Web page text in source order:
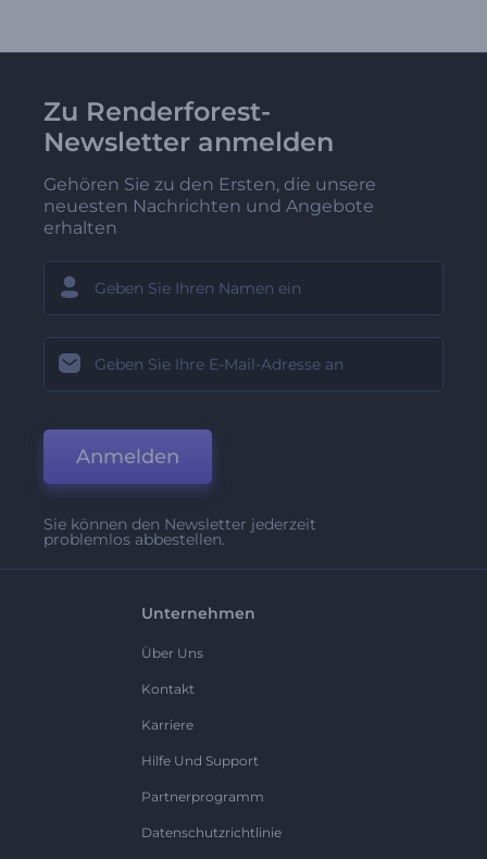
Zu Renderforest-
Newsletter anmelden
Gehören Sie zu den Ersten, die unsere
neuesten Nachrichten und Angebote
erhalten
Anmelden
Sie können den Newsletter jederzeit
problemlos abbestellen.
Unternehmen
Über Uns
Kontakt
Karriere
Hilfe Und Support
Partnerprogramm
Datenschutzrichtlinie